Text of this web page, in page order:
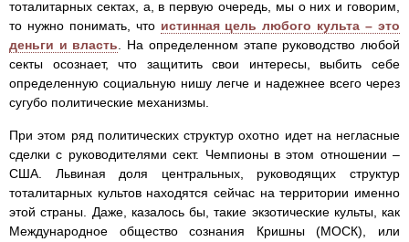
тоталитарных сектах, а, в первую очередь, мы о них и говорим,
то нужно понимать, что истинная цель любого культа – это
деньги и власть . На определенном этапе руководство любой
секты осознает, что защитить свои интересы, выбить себе
определенную социальную нишу легче и надежнее всего через
сугубо политические механизмы.
При этом ряд политических структур охотно идет на негласные
сделки с руководителями сект. Чемпионы в этом отношении –
США. Львиная доля центральных, руководящих структур
тоталитарных культов находятся сейчас на территории именно
этой страны. Даже, казалось бы, такие экзотические культы, как
Международное общество сознания Кришны (МОСК), или